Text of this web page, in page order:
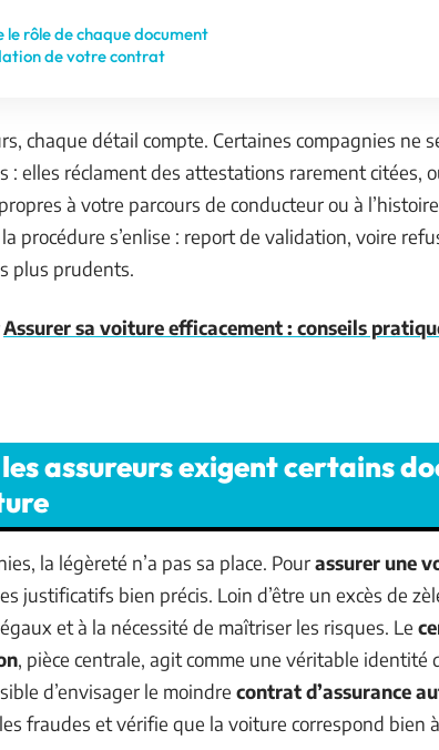
le rôle de chaque document
de votre contrat
chaque détail compte. Certaines compagnies ne
: elles réclament des attestations rarement citées,
à votre parcours de conducteur ou à
procédure s’enlise : report de validation, voire
plus prudents.
Assurer sa voiture efficacement : conseils
assureurs exigent certains
la légèreté n’a pas sa place. Pourassurer une
justificatifs bien précis. Loin d’être un excès de
et à la nécessité de maîtriser les risques. Le
, pièce centrale, agit comme une véritable identité
d’envisager le moindre contrat d’assurance
fraudes et vérifie que la voiture correspond bien